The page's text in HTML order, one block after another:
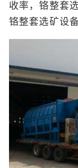
收率，铬整套
铬整套选矿设